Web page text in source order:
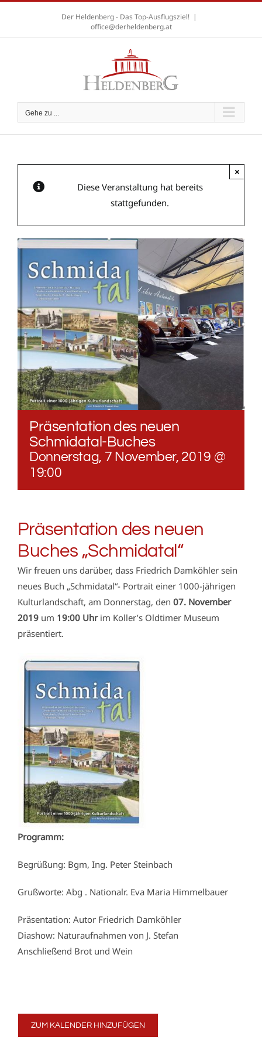
springen
Der Heldenberg - Das Top-Ausflugsziel! |
office@derheldenberg.at
A A A
Gehe zu ...
Diese Veranstaltung hat bereits
stattgefunden.
×
Präsentation des neuen
Schmidatal-Buches
Donnerstag, 7 November, 2019 @
19:00
Präsentation des neuen
Buches „Schmidatal“
Wir freuen uns darüber, dass Friedrich Damköhler sein
neues Buch „Schmidatal“- Portrait einer 1000-jährigen
Kulturlandschaft, am Donnerstag, den 07. November
2019 um 19:00 Uhrim Koller’s Oldtimer Museum
präsentiert.
Programm:
Begrüßung: Bgm, Ing. Peter Steinbach
Grußworte: Abg . Nationalr. Eva Maria Himmelbauer
Präsentation: Autor Friedrich Damköhler
Diashow: Naturaufnahmen von J. Stefan
Anschließend Brot und Wein
ZUM KALENDER HINZUFÜGEN